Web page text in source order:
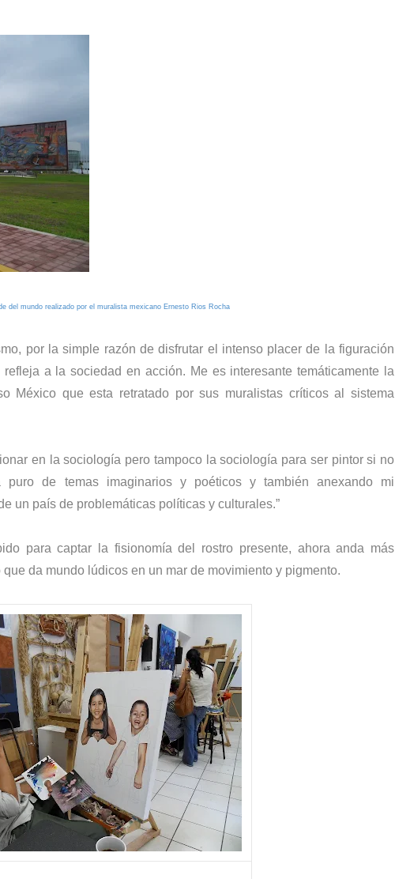
del mundo realizado por el muralista mexicano Ernesto Rios Rocha
por la simple razón de disfrutar el intenso placer de la figuración
a la sociedad en acción. Me es interesante temáticamente la
México que esta retratado por sus muralistas críticos al sistema
en la sociología pero tampoco la sociología para ser pintor si no
puro de temas imaginarios y poéticos y también anexando mi
un país de problemáticas políticas y culturales.”
para captar la fisionomía del rostro presente, ahora anda más
da mundo lúdicos en un mar de movimiento y pigmento.